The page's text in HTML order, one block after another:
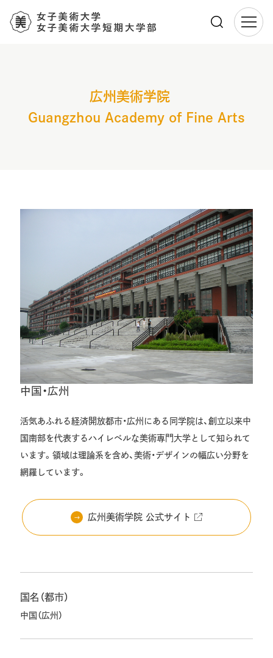
広州美術学院
Guangzhou Academy of Fine Arts
中国・広州
活気あふれる経済開放都市・広州にある同学院は、創立以来中
国南部を代表するハイレベルな美術専門大学として知られて
います。領域は理論系を含め、美術・デザインの幅広い分野を
網羅しています。
広州美術学院 公式サイト
国名（都市）
中国（広州）